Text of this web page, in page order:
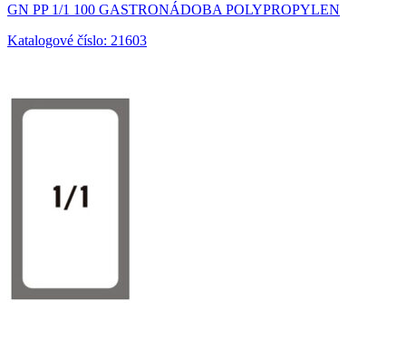
GN PP 1/1 100 GASTRONÁDOBA POLYPROPYLEN
Katalogové číslo: 21603